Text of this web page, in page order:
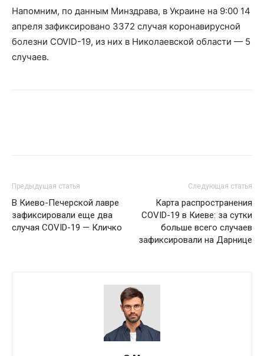
Напомним, по данным Минздрава, в Украине на 9:00 14
апреля зафиксировано 3372 случая коронавирусной
болезни COVID-19, из них в Николаевской области — 5
случаев.
Предыдущая статья
В Киево-Печерской лавре
зафиксировали еще два
случая COVID-19 — Кличко
Следующая статья
Карта распространения
COVID-19 в Киеве: за сутки
больше всего случаев
зафиксировали на Дарнице